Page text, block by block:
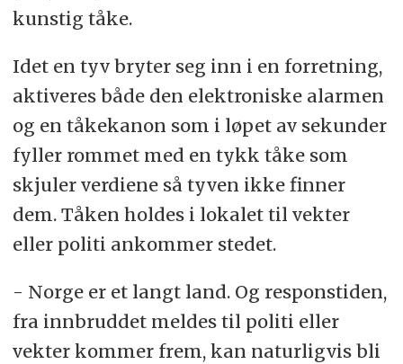
kunstig tåke.
Idet en tyv bryter seg inn i en forretning,
aktiveres både den elektroniske alarmen
og en tåkekanon som i løpet av sekunder
fyller rommet med en tykk tåke som
skjuler verdiene så tyven ikke finner
dem. Tåken holdes i lokalet til vekter
eller politi ankommer stedet.
- Norge er et langt land. Og responstiden,
fra innbruddet meldes til politi eller
vekter kommer frem, kan naturligvis bli